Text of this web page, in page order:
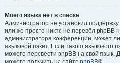
Моего языка нет в списке!
Администратор не установил
или же просто никто не перевёл phpBB
администратора конференции, может
языковой пакет. Если такого языкового
можете перевести phpBB на свой
можете получить на сайте phpBB®.